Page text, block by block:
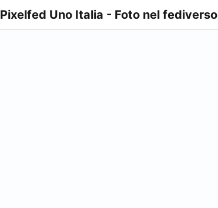
Pixelfed Uno Italia - Foto nel fediverso